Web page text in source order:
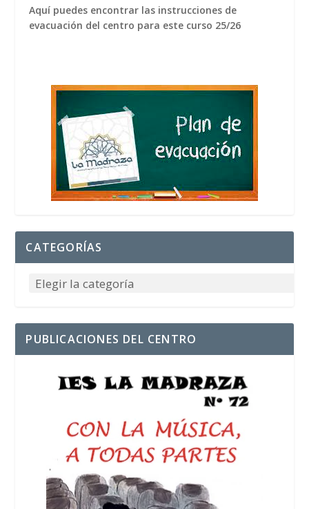
Aquí puedes encontrar las instrucciones de
evacuación del centro para este curso 25/26
CATEGORÍAS
PUBLICACIONES DEL CENTRO